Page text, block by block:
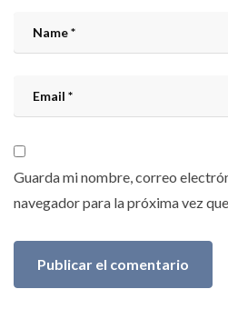
Guarda mi nombre, correo
navegador para la próxima vez